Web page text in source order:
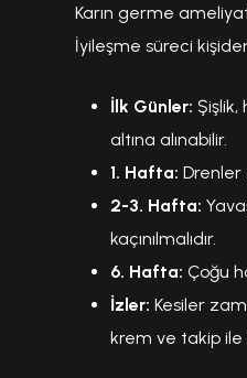
Karın germe
İyileşme süreci
İlk Günler:
altına alınabilir.
1. Hafta: Drenler
2-3. Hafta:
kaçınılmalıdır.
6. Hafta: Çoğu
İzler: Kesiler
krem ve takip ile